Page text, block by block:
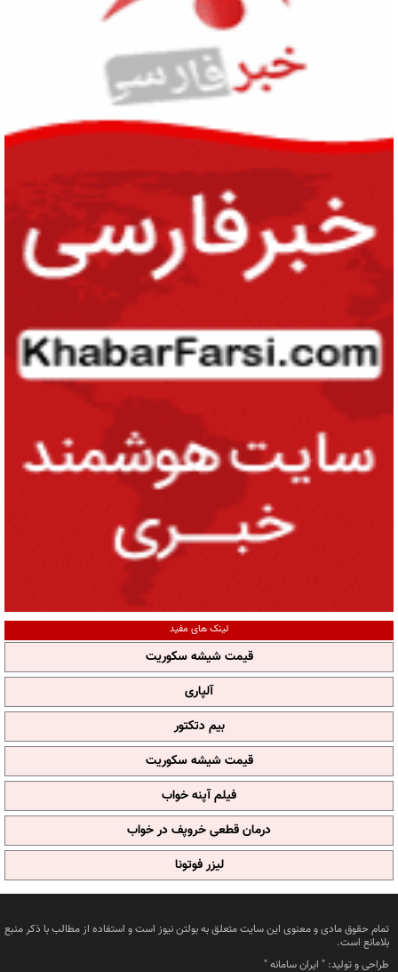
لینک های مفید
قیمت شیشه سکوریت
آلپاری
بیم دتکتور
قیمت شیشه سکوریت
فیلم آپنه خواب
درمان قطعی خروپف در خواب
لیزر فوتونا
تمام حقوق مادی و معنوی این سایت متعلق به بولتن نیوز است و استفاده از مطالب با ذکر منبع
بلامانع است.
طراحی و تولید: " ایران سامانه"